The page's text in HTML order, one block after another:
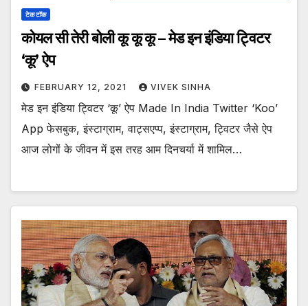
टेक टॉक
कोयल सी तेरी बोली कू कू कू – मेड इन इंडिया ट्विटर
‘कू’ ऐप
FEBRUARY 12, 2021 VIVEK SINHA
मेड इन इंडिया ट्विटर ‘कू’ ऐप Made In India Twitter ‘Koo’
App फेसबुक, इंस्टाग्राम, वाट्सएप्प, इंस्टाग्राम, ट्विटर जैसे ऐप
आज लोगों के जीवन में इस तरह आम दिनचर्या में शामिल…